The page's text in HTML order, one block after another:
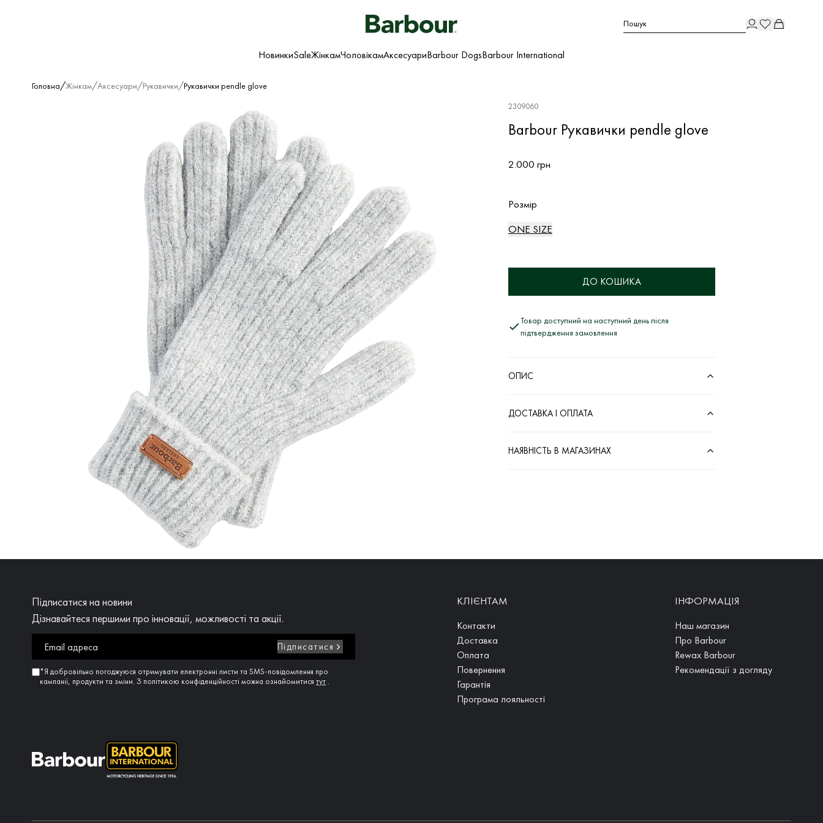
Пошук
НовинкиSaleЖінкамЧоловікамАксесуариBarbour DogsBarbour International
Головна/Жінкам/Аксесуари/Рукавички/Рукавички pendle glove
2309060
Barbour Рукавички pendle glove
2.000 грн
Розмір
ONE SIZE
ДО КОШИКА
Товар доступний на наступний день після
підтвердження замовлення
ОПИС
ДОСТАВКА І ОПЛАТА
НАЯВНІСТЬ В МАГАЗИНАХ
Підписатися на новини
Дізнавайтеся першими про інновації, можливості та акції.
Підписатися
*Я добровільно погоджуюся отримувати електронні листи та SMS-повідомлення про
кампанії, продукти та зміни. З політикою конфіденційності можна ознайомитися тут .
КЛІЄНТАМ
Контакти
Доставка
Оплата
Повернення
Гарантія
Програма лояльності
ІНФОРМАЦІЯ
Наш магазин
Про Barbour
Rewax Barbour
Рекомендації з догляду